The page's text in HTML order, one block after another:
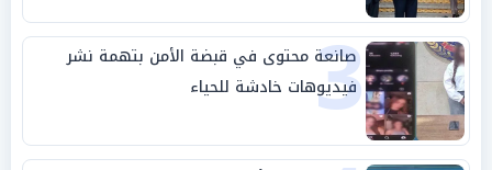
3
صانعة محتوى في قبضة الأمن بتهمة نشر
فيديوهات خادشة للحياء